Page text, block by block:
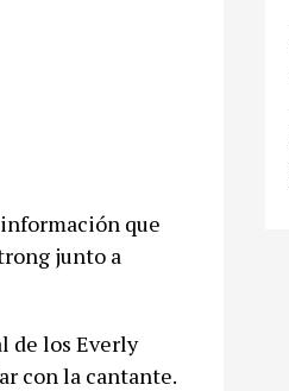
que
junto a
de los Everly
con la cantante.